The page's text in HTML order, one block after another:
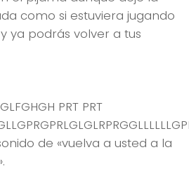
como si estuviera jugando
ya podrás volver a tus
PRT PRT
de «vuelva a usted a la